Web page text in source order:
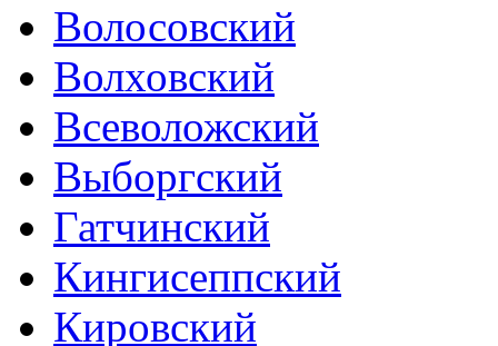
Волосовский
Волховский
Всеволожский
Выборгский
Гатчинский
Кингисеппский
Кировский